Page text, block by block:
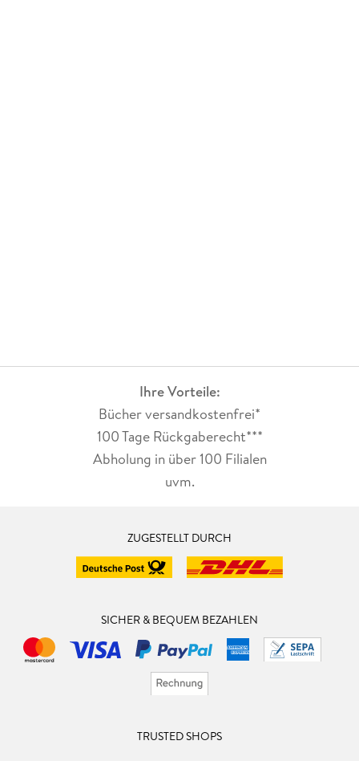
Ihre Vorteile:
Bücher versandkostenfrei*
100 Tage Rückgaberecht***
Abholung in über 100 Filialen
uvm.
ZUGESTELLT DURCH
SICHER & BEQUEM BEZAHLEN
TRUSTED SHOPS